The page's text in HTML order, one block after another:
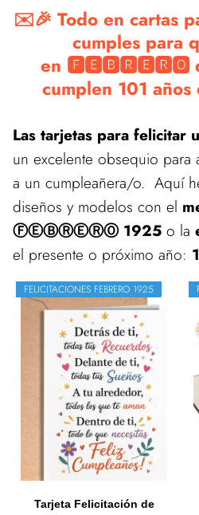
✉️🎉 Todo en cartas
cumples para
en 🅵🅴🅱🆁🅴🆁🅾
cumplen 101
Las tarjetas para felicitar
un excelente obsequio para
a un cumpleañera/o. Aquí
diseños y modelos con el
ⒻⒺⒷⓇⒺⓇⓄ 1925 o la
el presente o próximo año:
FELICITACIONES FEBRERO 1925
Tarjeta Felicitación de